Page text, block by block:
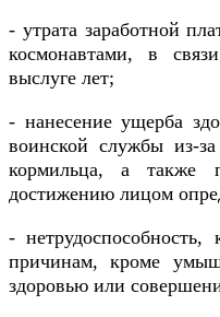
- утрата заработной
космонавтами, в
выслуге лет;
- нанесение ущерба
воинской службы из-
кормильца, а также
достижению лицом
-
причинам, кроме
здоровью или